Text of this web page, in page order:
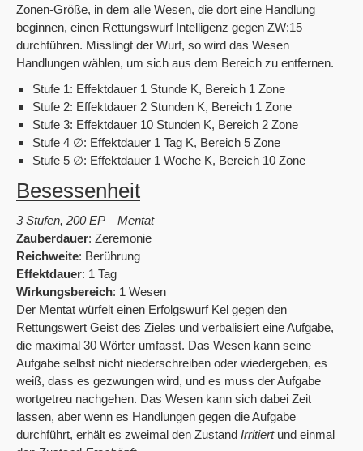
Zonen-Größe, in dem alle Wesen, die dort eine Handlung
beginnen, einen Rettungswurf Intelligenz gegen ZW:15
durchführen. Misslingt der Wurf, so wird das Wesen
Handlungen wählen, um sich aus dem Bereich zu entfernen.
Stufe 1: Effektdauer 1 Stunde K, Bereich 1 Zone
Stufe 2: Effektdauer 2 Stunden K, Bereich 1 Zone
Stufe 3: Effektdauer 10 Stunden K, Bereich 2 Zone
Stufe 4 ∅: Effektdauer 1 Tag K, Bereich 5 Zone
Stufe 5 ∅: Effektdauer 1 Woche K, Bereich 10 Zone
Besessenheit
3 Stufen, 200 EP – Mentat
Zauberdauer: Zeremonie
Reichweite: Berührung
Effektdauer: 1 Tag
Wirkungsbereich: 1 Wesen
Der Mentat würfelt einen Erfolgswurf Kel gegen den
Rettungswert Geist des Zieles und verbalisiert eine Aufgabe,
die maximal 30 Wörter umfasst. Das Wesen kann seine
Aufgabe selbst nicht niederschreiben oder wiedergeben, es
weiß, dass es gezwungen wird, und es muss der Aufgabe
wortgetreu nachgehen. Das Wesen kann sich dabei Zeit
lassen, aber wenn es Handlungen gegen die Aufgabe
durchführt, erhält es zweimal den Zustand Irritiertund einmal